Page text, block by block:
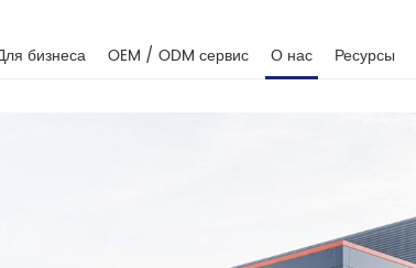
бизнеса OEM / ODM сервис О нас Ресурсы